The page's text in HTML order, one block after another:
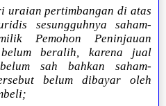
uraian pertimbangan di atas
sesungguhnya saham-
Pemohon Peninjauan
beralih, karena jual
sah bahkan saham-
belum dibayar oleh